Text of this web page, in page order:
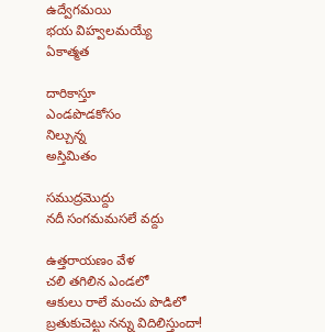
ఉద్వేగమయి
భయ విహ్వలమయ్యే
ఏకాత్మత
దారికాస్తూ
ఎండపొడకోసం
నిల్చున్న
అస్తిమితం
సముద్రమొద్దు
నదీ సంగమమసలే వద్దు
ఉత్తరాయణం వేళ
చలి తగిలిన ఎండలో
ఆకులు రాలే మంచు పొడిలో
బ్రతుకుచెట్టు నన్ను విదిలిస్తుందా!